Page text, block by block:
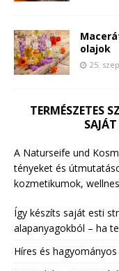
olajok
25.
TERMÉSZETES
A Naturseife und
tényeket és
kozmetikumok,
Így készíts saját esti
alapanyagokból – ha
Híres és